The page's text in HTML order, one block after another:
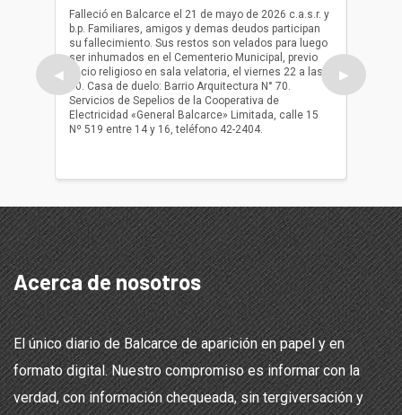
◀
Falleció en Balcarce el 21 de mayo de 2026 c.a.s.r. y
b.p. Familiares, amigos y demas deudos participan
su fallecimiento. Sus restos son velados para luego
ser inhumados en el Cementerio Municipal, previo
oficio religioso en sala velatoria, el viernes 22 a las
10. Casa de duelo: Barrio Arquitectura N° 70.
Servicios de Sepelios de la Cooperativa de
Electricidad «General Balcarce» Limitada, calle 15
Nº 519 entre 14 y 16, teléfono 42-2404.
ser
oficio
▶
Acerca de nosotros
El único diario de Balcarce de aparición en papel y en
formato digital. Nuestro compromiso es informar con la
verdad, con información chequeada, sin tergiversación y